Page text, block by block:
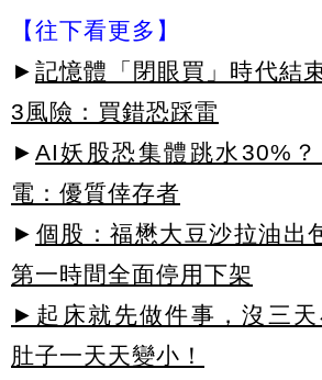
【往下看更多】
► 記憶體「閉眼買」時代結
3風險：買錯恐踩雷
► AI妖股恐集體跳水30%
電：優質倖存者
► 個股：福懋大豆沙拉油出
第一時間全面停用下架
►起床就先做件事，沒三
肚子一天天變小！